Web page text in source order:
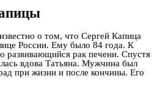
о том, что Сергей Капица
России. Ему было 84 года. К
развивающийся рак печени. Спустя
вдова Татьяна. Мужчина был
при жизни и после кончины. Его